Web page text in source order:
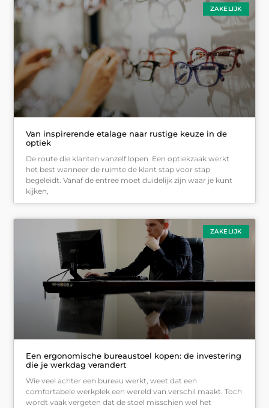
ZAKELIJK
Van inspirerende etalage naar rustige keuze in de
optiek
De route die klanten vanzelf lopen Een optiekzaak werkt
het best wanneer de ruimte de klant stap voor stap
begeleidt. Vanaf de entree moet duidelijk zijn waar je kunt
kijken,
ZAKELIJK
Een ergonomische bureaustoel kopen: de investering
die je werkdag verandert
Wie veel achter een bureau werkt, weet dat een
comfortabele werkplek een wereld van verschil maakt. Toch
wordt vaak vergeten dat de stoel misschien wel het